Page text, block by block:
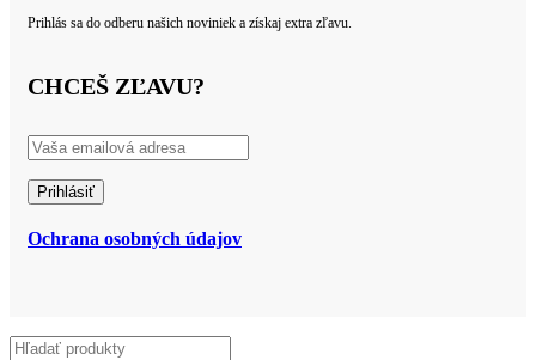
Prihlás sa do odberu našich noviniek a získaj extra zľavu.
CHCEŠ ZĽAVU?
Ochrana osobných údajov